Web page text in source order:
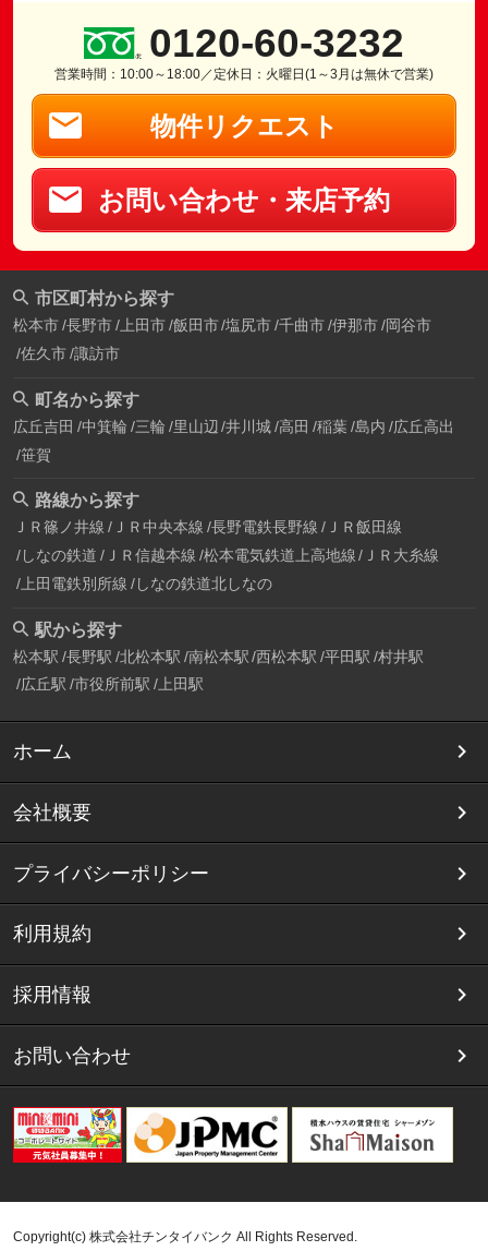
0120-60-3232
営業時間：10:00～18:00／定休日：火曜日(1～3月は無休で営業)
物件リクエスト
お問い合わせ・来店予約
市区町村から探す
松本市 長野市 上田市 飯田市 塩尻市 千曲市 伊那市 岡谷市
佐久市 諏訪市
町名から探す
広丘吉田 中箕輪 三輪 里山辺 井川城 高田 稲葉 島内 広丘高出
笹賀
路線から探す
ＪＲ篠ノ井線 ＪＲ中央本線 長野電鉄長野線 ＪＲ飯田線
しなの鉄道 ＪＲ信越本線 松本電気鉄道上高地線
ＪＲ大糸線
上田電鉄別所線 しなの鉄道北しなの
駅から探す
松本駅 長野駅 北松本駅 南松本駅 西松本駅 平田駅 村井駅
広丘駅 市役所前駅 上田駅
ホーム
会社概要
プライバシーポリシー
利用規約
採用情報
お問い合わせ
Copyright(c) 株式会社チンタイバンク All Rights Reserved.